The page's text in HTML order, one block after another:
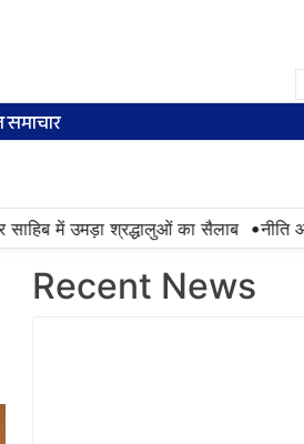
में उमड़ा श्रद्धालुओं का सैलाब •नीति
Recent News